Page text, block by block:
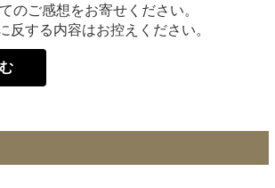
のご感想をお寄せください。
する内容はお控えください。